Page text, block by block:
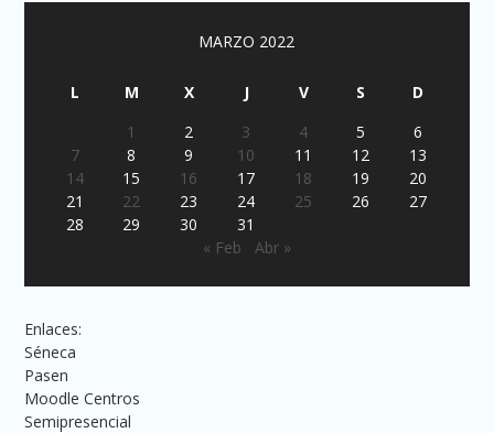
MARZO 2022
L M X J V S
D
1
2 3 4 5
6
7
8 9 10 11 12
13
14
15 16 17 18 19
20
21
22 23 24 25 26
27
28
29 30
31
« Feb
Abr »
Enlaces:
Séneca
Pasen
Moodle Centros
Semipresencial